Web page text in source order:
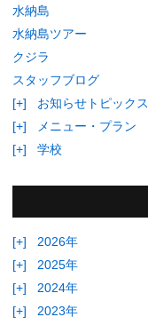
水納島
水納島ツアー
クジラ
スタッフブログ
[+]
お知らせトピックス
[+]
メニュー・プラン
[+]
学校
[+]
2026年
[+]
2025年
[+]
2024年
[+]
2023年